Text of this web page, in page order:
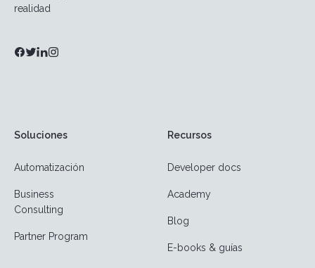
realidad
Soluciones
Automatización
Business
Consulting
Partner Program
Recursos
Developer docs
Academy
Blog
E-books & guías